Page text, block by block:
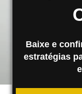
Baixe e
estratégias